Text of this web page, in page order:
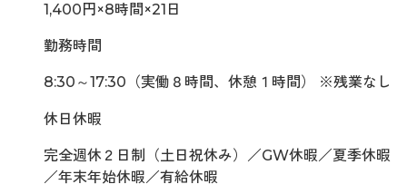
1,400円×8時間×21日
勤務時間
8:30～17:30（実働８時間、休憩１時間） ※残業なし
休日休暇
完全週休２日制（土日祝休み）／GW休暇／夏季休暇
／年末年始休暇／有給休暇